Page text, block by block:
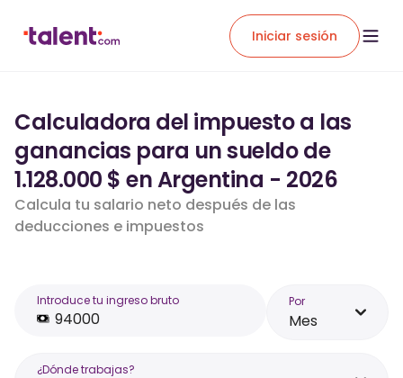
Iniciar sesión
Calculadora del impuesto a las
ganancias para un sueldo de
1.128.000 $ en Argentina - 2026
Calcula tu salario neto después de las
deducciones e impuestos
Introduce tu ingreso bruto Por
Mes
¿Dónde trabajas?